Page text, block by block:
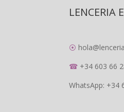
LENCERIA
⦿
☎ +34 603 66
WhatsApp: +34